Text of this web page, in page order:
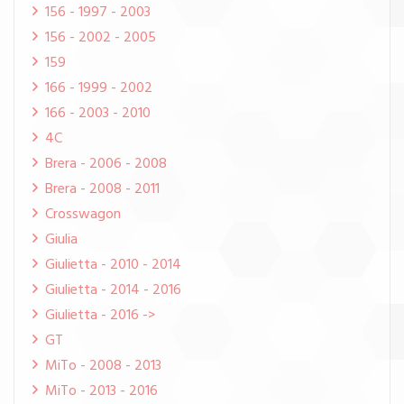
156 - 1997 - 2003
156 - 2002 - 2005
159
166 - 1999 - 2002
166 - 2003 - 2010
4C
Brera - 2006 - 2008
Brera - 2008 - 2011
Crosswagon
Giulia
Giulietta - 2010 - 2014
Giulietta - 2014 - 2016
Giulietta - 2016 ->
GT
MiTo - 2008 - 2013
MiTo - 2013 - 2016